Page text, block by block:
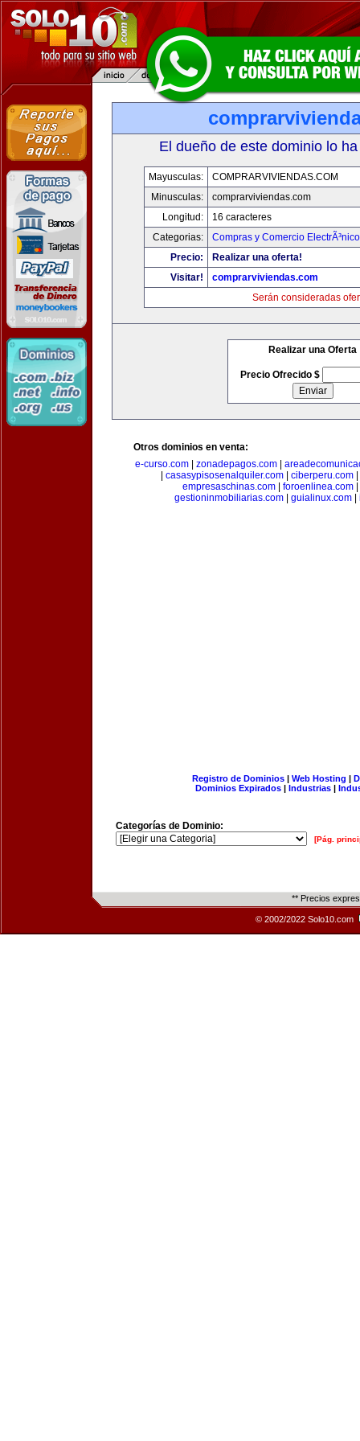
El dueño de este dominio lo
Mayusculas:
COMPRARVIVIENDAS.COM
Minusculas:
comprarviviendas.com
Longitud:
16 caracteres
Categorias:
Compras y Comercio ElectrÃ³nico
Precio:
Realizar una oferta!
Visitar!
comprarviviendas.com
Serán consideradas
Realizar una Oferta
Precio Ofrecido $
Otros dominios en venta:
e-curso.com| zonadepagos.com|
casasypisosenalquiler.com ciberperu.com
empresaschinas.com| foroenlinea.com|
gestioninmobiliarias.com| guialinux.com|
Registro de Dominios| Web Hosting |
Dominios Expirados | Industrias |
Categorías de Dominio:
[Pág.
** Precios
© 2002/2022 Solo10.com